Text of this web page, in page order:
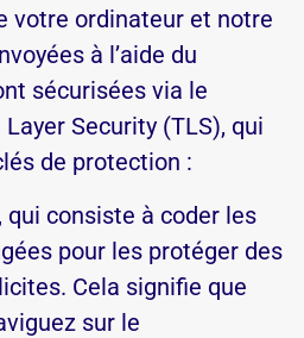
votre ordinateur et notre
à l’aide du
sécurisées via le
Security (TLS), qui
de protection :
consiste à coder les
pour les protéger des
Cela signifie que
sur le